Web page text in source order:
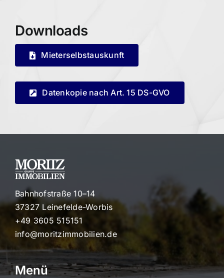
Downloads
Mieterselbstauskunft
Datenkopie nach Art. 15 DS-GVO
Bahnhofstraße 10–14
37327 Leinefelde-Worbis
+49 3605 515151
info@moritzimmobilien.de
Menü